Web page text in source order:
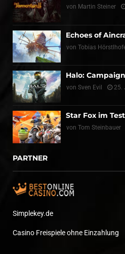
von Martin Steiner
Echoes of
von Tobias
Halo:
von Sven Evil 25.
Star Fox im Test
von Tom Steinbauer
PARTNER
Simplekey.de
Casino Freispiele ohne Einzahlung